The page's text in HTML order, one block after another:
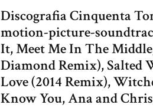
Discografia Cinquenta
motion-picture-
It, Meet Me In The
Diamond Remix), Salted
Love (2014 Remix),
Know You, Ana and